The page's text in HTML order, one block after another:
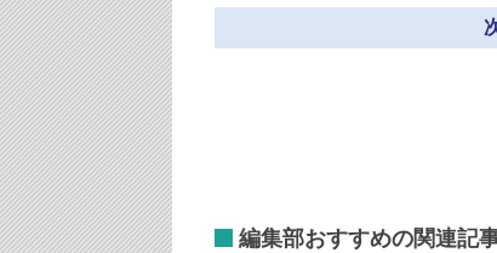
編集部おすすめの関連記